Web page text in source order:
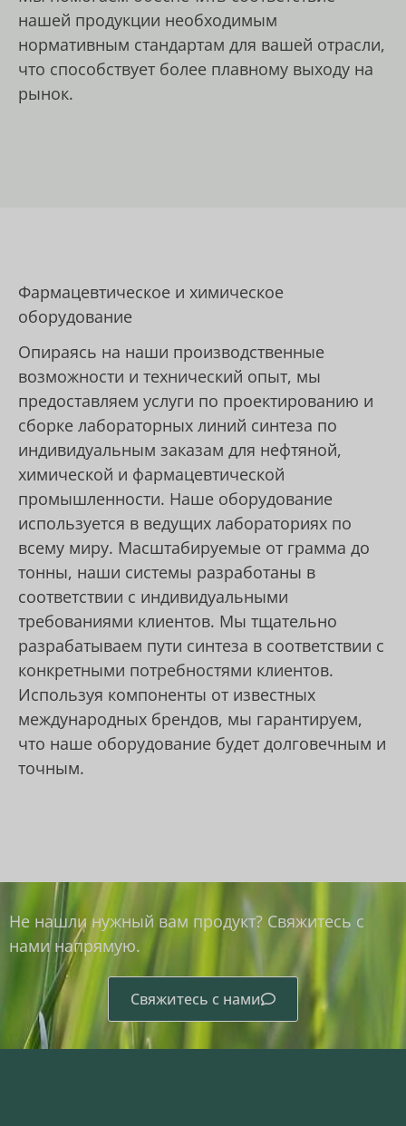
нашей продукции необходимым
нормативным стандартам для вашей отрасли,
что способствует более плавному выходу на
рынок.
Фармацевтическое и химическое
оборудование
Опираясь на наши производственные
возможности и технический опыт, мы
предоставляем услуги по проектированию и
сборке лабораторных линий синтеза по
индивидуальным заказам для нефтяной,
химической и фармацевтической
промышленности. Наше оборудование
используется в ведущих лабораториях по
всему миру. Масштабируемые от грамма до
тонны, наши системы разработаны в
соответствии с индивидуальными
требованиями клиентов. Мы тщательно
разрабатываем пути синтеза в соответствии с
конкретными потребностями клиентов.
Используя компоненты от известных
международных брендов, мы гарантируем,
что наше оборудование будет долговечным и
точным.
Не нашли нужный вам продукт? Свяжитесь с
нами напрямую.
Свяжитесь с нами